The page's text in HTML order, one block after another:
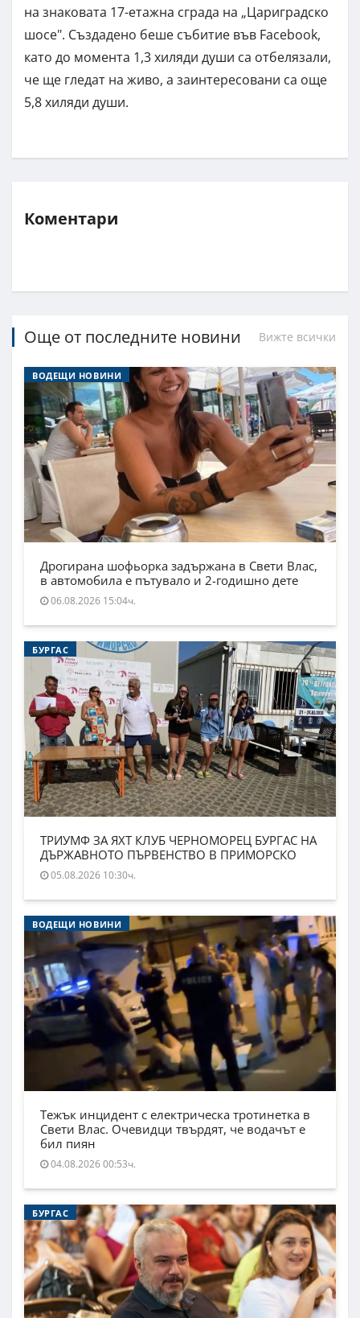
на знаковата 17-етажна сграда на „Цариградско
шосе". Създадено беше събитие във Facebook,
като до момента 1,3 хиляди души са отбелязали,
че ще гледат на живо, а заинтересовани са още
5,8 хиляди души.
Коментари
Още от последните новини Вижте всички
ВОДЕЩИ НОВИНИ
Дрогирана шофьорка задържана в Свети Влас,
в автомобила е пътувало и 2-годишно дете
06.08.2026 15:04ч.
БУРГАС
ТРИУМФ ЗА ЯХТ КЛУБ ЧЕРНОМОРЕЦ БУРГАС НА
ДЪРЖАВНОТО ПЪРВЕНСТВО В ПРИМОРСКО
05.08.2026 10:30ч.
ВОДЕЩИ НОВИНИ
Тежък инцидент с електрическа тротинетка в
Свети Влас. Очевидци твърдят, че водачът е
бил пиян
04.08.2026 00:53ч.
БУРГАС